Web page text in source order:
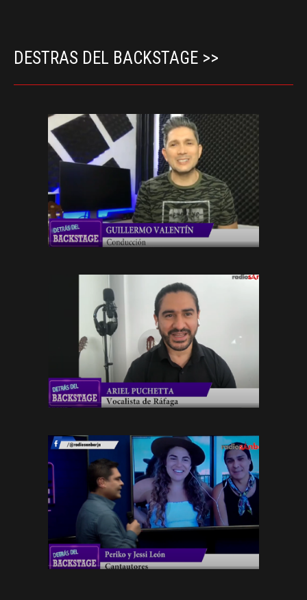
DESTRAS DEL BACKSTAGE >>